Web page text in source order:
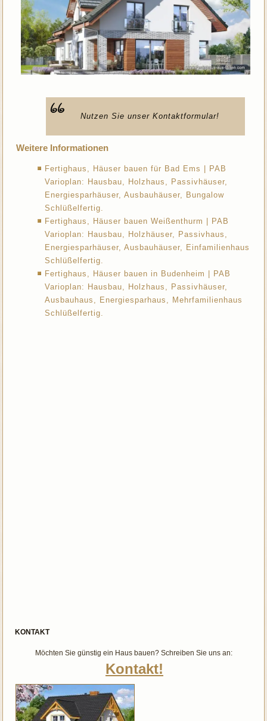
Nutzen Sie unser Kontaktformular!
Weitere Informationen
Fertighaus, Häuser bauen für Bad Ems | PAB
Varioplan: Hausbau, Holzhaus, Passivhäuser,
Energiesparhäuser, Ausbauhäuser, Bungalow
Schlüßelfertig.
Fertighaus, Häuser bauen Weißenthurm | PAB
Varioplan: Hausbau, Holzhäuser, Passivhaus,
Energiesparhäuser, Ausbauhäuser, Einfamilienhaus
Schlüßelfertig.
Fertighaus, Häuser bauen in Budenheim | PAB
Varioplan: Hausbau, Holzhaus, Passivhäuser,
Ausbauhaus, Energiesparhaus, Mehrfamilienhaus
Schlüßelfertig.
KONTAKT
Möchten Sie günstig ein Haus bauen? Schreiben Sie uns an:
Kontakt!